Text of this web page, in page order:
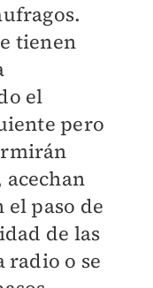
tienen
el
pero
acechan
paso de
de las
radio o se